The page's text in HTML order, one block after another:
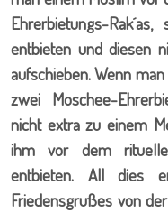
Ehrerbietungs-
entbieten und diesen
aufschieben. Wenn
zwei Moschee-
nicht extra zu einem
ihm vor dem
entbieten. All dies
Friedensgrußes von